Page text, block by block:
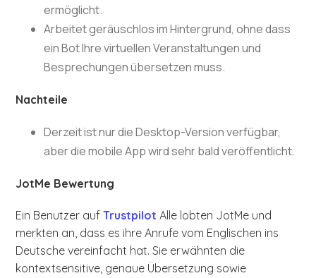
ermöglicht.
Arbeitet geräuschlos im Hintergrund, ohne dass
ein Bot Ihre virtuellen Veranstaltungen und
Besprechungen übersetzen muss.
Nachteile
Derzeit ist nur die Desktop-Version verfügbar,
aber die mobile App wird sehr bald veröffentlicht.
JotMe Bewertung
Ein Benutzer aufTrustpilot Alle lobten JotMe und
merkten an, dass es ihre Anrufe vom Englischen ins
Deutsche vereinfacht hat. Sie erwähnten die
kontextsensitive, genaue Übersetzung sowie